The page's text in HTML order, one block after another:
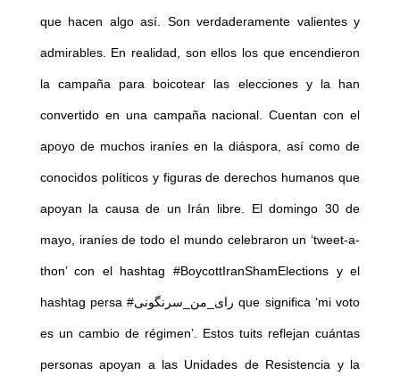
que hacen algo así. Son verdaderamente valientes y
admirables. En realidad, son ellos los que encendieron
la campaña para boicotear las elecciones y la han
convertido en una campaña nacional. Cuentan con el
apoyo de muchos iraníes en la diáspora, así como de
conocidos políticos y figuras de derechos humanos que
apoyan la causa de un Irán libre. El domingo 30 de
mayo, iraníes de todo el mundo celebraron un ‘tweet-a-
thon’ con el hashtag #BoycottIranShamElections y el
hashtag persa #رای_من_سرنگونی que significa ‘mi voto
es un cambio de régimen’. Estos tuits reflejan cuántas
personas apoyan a las Unidades de Resistencia y la